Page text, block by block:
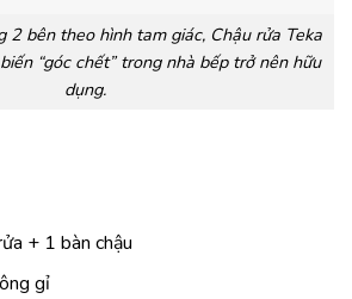
2 bên theo hình tam giác, Chậu rửa Teka
“góc chết” trong nhà bếp trở nên hữu
dụng.
+ 1 bàn chậu
gỉ